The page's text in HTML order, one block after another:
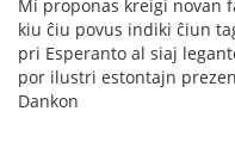
Mi proponas kreigi novan
kiu ĉiu povus indiki ĉiun
pri Esperanto al siaj
por ilustri estontajn
Dankon